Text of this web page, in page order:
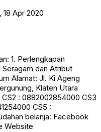
Apr 2020
1. Perlengkapan
dan Atribut
Alamat: Jl. Ki Ageng
Klaten Utara
: 0882002854000 CS3
CS5 :
belanja: Facebook
Website